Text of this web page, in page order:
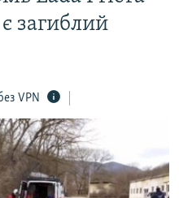
є загиблий
VPN